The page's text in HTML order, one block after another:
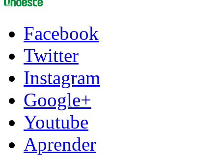
Facebook
Twitter
Instagram
Google+
Youtube
Aprender